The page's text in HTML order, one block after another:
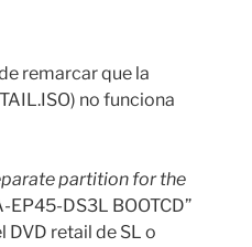
remarcar que la
no funciona
partition for the
EP45-DS3L BOOTCD”
retail de SL o